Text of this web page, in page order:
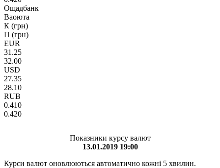
Ощадбанк
Ваоюта
К (грн)
П (грн)
EUR
31.25
32.00
USD
27.35
28.10
RUB
0.410
0.420
Показники курсу валют
13.01.2019 19:00
Курси валют оновлюються автоматично кожні 5 хвилин.